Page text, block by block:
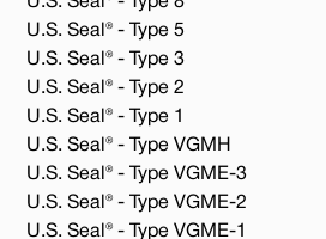
U.S. Seal® - Type 5
U.S. Seal® - Type 3
U.S. Seal® - Type 2
U.S. Seal® - Type 1
U.S. Seal® - Type VGMH
U.S. Seal® - Type VGME-3
U.S. Seal® - Type VGME-2
U.S. Seal® - Type VGME-1